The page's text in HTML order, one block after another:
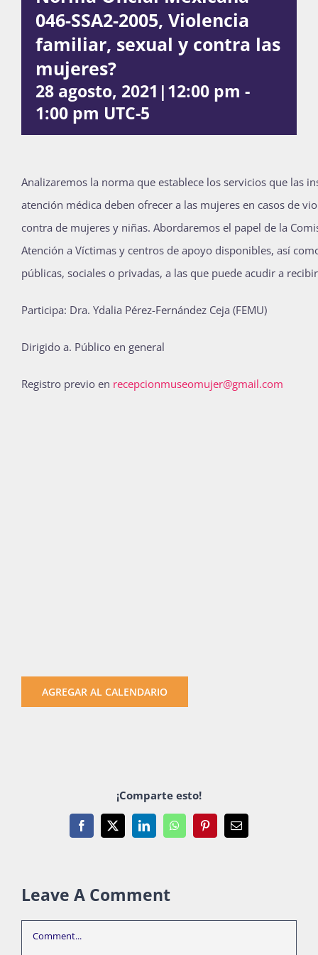
Publicaciones
Bienvenida generación 2027-1
046-SSA2-2005, Violencia
familiar, sexual y contra las
mujeres?
28 agosto, 2021|12:00 pm -
1:00 pm UTC-5
Analizaremos la norma que establece los servicios que las
atención médica deben ofrecer a las mujeres en casos de
contra de mujeres y niñas. Abordaremos el papel de la
Atención a Víctimas y centros de apoyo disponibles, así
públicas, sociales o privadas, a las que puede acudir a
Participa: Dra. Ydalia Pérez-Fernández Ceja (FEMU)
Dirigido a. Público en general
Registro previo en recepcionmuseomujer@gmail.com
AGREGAR AL CALENDARIO
¡Comparte esto!
Facebook
X LinkedInWhatsAppPinterestEmail
Leave A Comment
Comment